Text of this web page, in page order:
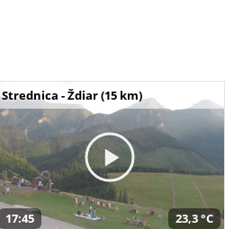
Strednica - Ždiar (15 km)
17:45 23,3 °C